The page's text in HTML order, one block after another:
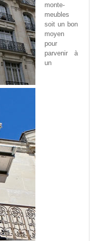
monte-
meubles
soit un bon
moyen
pour
parvenir à
un